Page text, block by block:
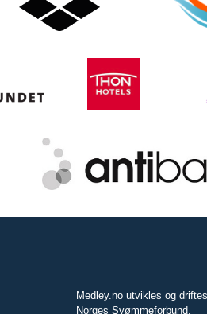
Medley.no utvikles og
Norges Svømmeforbund.